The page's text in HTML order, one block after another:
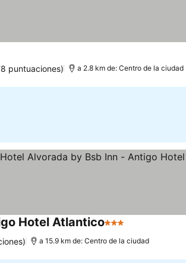
puntuaciones) a 2.8 km de: Centro de la ciudad
Hotel Atlantico3 Estrellas
a 15.9 km de: Centro de la ciudad